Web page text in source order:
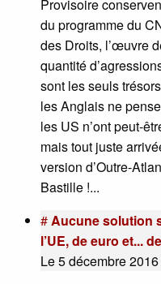
Provisoire
du programme du
des Droits, l’œuvre
quantité
sont les seuls
les Anglais ne
les US n’ont peut-
mais tout juste
version d’Outre-
Bastille !...
#Aucune solution
l’UE, de euro et...
Le 5 décembre